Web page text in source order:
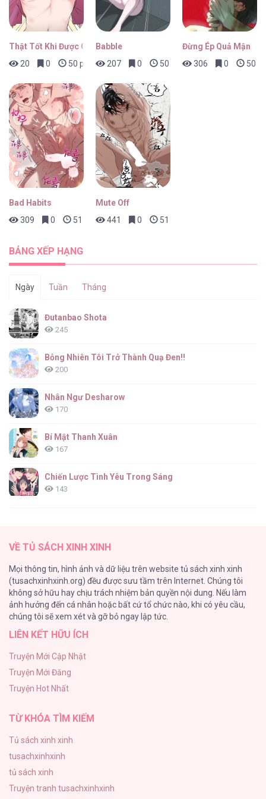
Thật Tốt Khi Được Gặp Em
20
0 50 phút trước
Babble
207
0 50 phút trước
Đừng Ép Quả Mận
306
0 50
Bad Habits
309
0 51 phút trước
Mute Off
441
0 51 phút trước
BẢNG XẾP HẠNG
Ngày Tuần Tháng
Đutanbao Shota
245
Bỗng Nhiên Tôi Trở Thành Quạ Đen!!
200
Nhân Ngư Desharow
170
Bí Mật Thanh Xuân
167
Chiến Lược Tình Yêu Trong Sáng
143
128
Bỏ Quách Chồng Con Đi, Tiền Bạc Mới Là Tất Cả
123
Tình yêu và danh vọng
Tùy Tâm Tùy Ý
105
VỀ TỦ SÁCH XINH XINH
Mọi thông tin, hình ảnh và dữ liệu trên website tủ sách xinh xinh
(tusachxinhxinh.org) đều được sưu tầm trên Internet. Chúng tôi
không sở hữu hay chịu trách nhiệm bản quyền nội dung. Nếu làm
ảnh hưởng đến cá nhân hoặc bất cứ tổ chức nào, khi có yêu cầu,
chúng tôi sẽ xem xét và gỡ bỏ ngay lập tức.
LIÊN KẾT HỮU ÍCH
Truyện Mới Cập Nhật
Truyện Mới Đăng
Truyện Hot Nhất
TỪ KHÓA TÌM KIẾM
Tủ sách xinh xinh
tusachxinhxinh
tủ sách xinh
Truyện tranh tusachxinhxinh